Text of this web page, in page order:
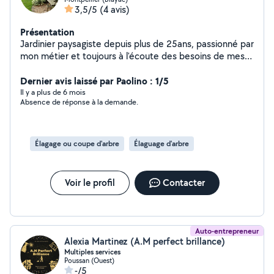
3,5/5 (4 avis)
Présentation
Jardinier paysagiste depuis plus de 25ans, passionné par
mon métier et toujours à l'écoute des besoins de mes
travaux de jardin: - Entretien régulier (tonte, taille de
haies, désherbage, coupe d'abres ect.) - Création et
aménagement d'espaces verts - Nettoyage de terrain,
pose de carrelage, faïence, terrasse et enfin quelques
petits bricolage et réparation diverses. Sérieux et
N'hésitez pas à me contacter pour un devis ou un
conseil, je me déplace volontiers.
Dernier avis laissé par Paolino : 1/5
Il y a plus de 6 mois
Absence de réponse à la demande.
Élagage ou coupe d'arbre Élaguage d'arbre
Voir le profil Contacter
Auto-entrepreneur
Alexia Martinez (A.M perfect brillance)
Multiples services
Poussan (Ouest)
-/5